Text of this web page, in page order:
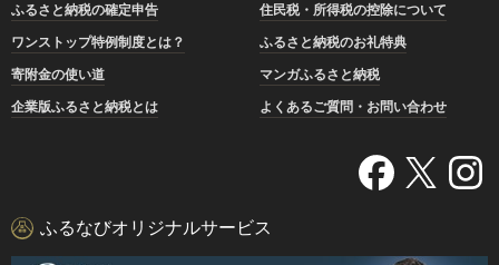
ふるさと納税の確定申告
住民税・所得税の控除について
ワンストップ特例制度とは？
ふるさと納税のお礼特典
寄附金の使い道
マンガふるさと納税
企業版ふるさと納税とは
よくあるご質問・お問い合わせ
ふるなびオリジナルサービス